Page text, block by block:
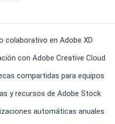
colaborativo en Adobe XD
con Adobe Creative Cloud
compartidas para equipos
y recursos de Adobe Stock
automáticas anuales